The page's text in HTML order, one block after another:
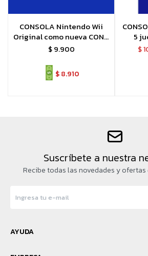
CONSOLA Nintendo Wii
Original como nueva CON 2
JUEGOS ORIGINALES
$ 9.900
$8.910
5
$
Suscríbete a nuestra
Recibe todas las novedades y
AYUDA